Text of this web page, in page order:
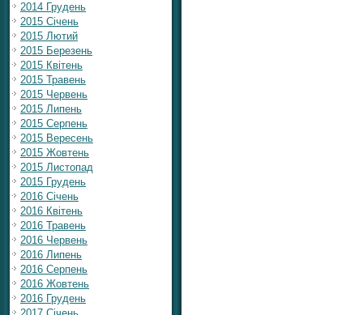
2014 Грудень
2015 Січень
2015 Лютий
2015 Березень
2015 Квітень
2015 Травень
2015 Червень
2015 Липень
2015 Серпень
2015 Вересень
2015 Жовтень
2015 Листопад
2015 Грудень
2016 Січень
2016 Квітень
2016 Травень
2016 Червень
2016 Липень
2016 Серпень
2016 Жовтень
2016 Грудень